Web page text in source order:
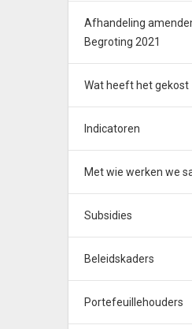
Afhandeling
Begroting 2021
Wat heeft het gekost
Indicatoren
Met wie werken we
Subsidies
Beleidskaders
Portefeuillehouders